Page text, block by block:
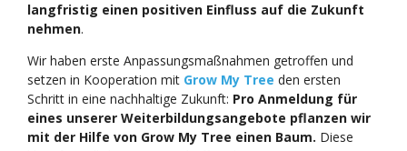
langfristig einen positiven Einfluss auf die Zukunft
nehmen.
Wir haben erste Anpassungsmaßnahmen getroffen und
setzen in Kooperation mit Grow My Tree den ersten
Schritt in eine nachhaltige Zukunft: Pro Anmeldung für
eines unserer Weiterbildungsangebote pflanzen wir
mit der Hilfe von Grow My Tree einen Baum. Diese